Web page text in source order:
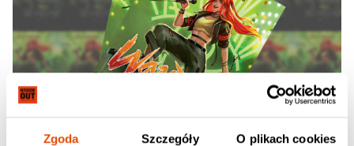
Zgoda Szczegóły O plikach cookies